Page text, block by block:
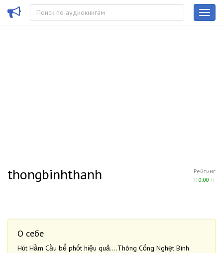
Рейтинг
0.00
thongbinhthanh
О себе
Hút Hầm Cầu bể phốt hiệu quả....Thông Cống Nghẹt Bình